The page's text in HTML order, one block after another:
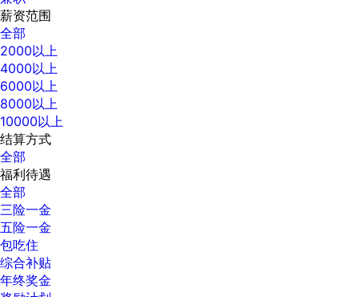
薪资范围
全部
2000以上
4000以上
6000以上
8000以上
10000以上
结算方式
全部
福利待遇
全部
三险一金
五险一金
包吃住
综合补贴
年终奖金